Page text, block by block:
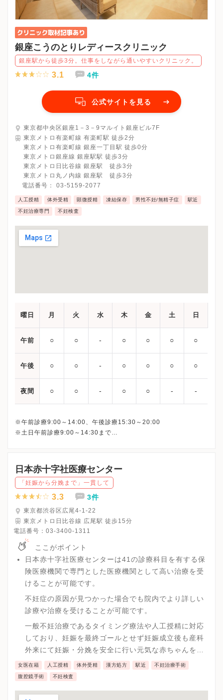
銀座こうのとりレディースクリニック
銀座駅から徒歩3分。仕事をしながら通いやすいクリニック。
3.1 4件
公式サイトを見る
東京都中央区銀座1－3－9マルイト銀座ビル7F
東京メトロ有楽町線 有楽町駅 徒歩2分
東京メトロ有楽町線 銀座一丁目駅 徒歩0分
東京メトロ銀座線 銀座駅駅 徒歩3分
東京メトロ日比谷線 銀座駅 徒歩3分
東京メトロ丸ノ内線 銀座駅 徒歩3分
電話番号： 03-5159-2077
人工授精 体外受精 顕微授精 凍結保存 男性不妊/無精子症 駅近
不妊治療専門 不妊検査
曜日 月 火 水 木 金 土 日
午前 ○ ○ ‐ ○ ○ ○ ○
午後 ○ ○ ‐ ○ ○ ○ ○
夜間 ○ ○ ‐ ○ ○ ‐ ‐
※午前診療9:00～14:00、午後診療15:30～20:00
※土日午前診療9:00～14:30まで
平日午後：19:30
土日： 14:00
日本赤十字社医療センター
「妊娠から分娩まで」一貫して
3.3 3件
東京都渋谷区広尾4-1-22
東京メトロ日比谷線 広尾駅 徒歩15分
電話番号： 03-3400-1311
ここがポイント
日本赤十字社医療センターは41の診療科目を有する保
険医療機関で専門とした医療機関として高い治療を受
けることが可能です。
不妊症の原因が見つかった場合でも院内でより詳しい
診療や治療を受けることが可能です。
一般不妊治療であるタイミング療法や人工授精に対応
しており、妊娠を最終ゴールとせず妊娠成立後も産科
外来にて妊娠・分娩を安全に行い元気な赤ちゃんを産
むまで一貫として診療を行う事が可能です。
女医在籍 人工授精 体外受精 漢方処方 駅近 不妊治療手術
腹腔鏡手術 不妊検査